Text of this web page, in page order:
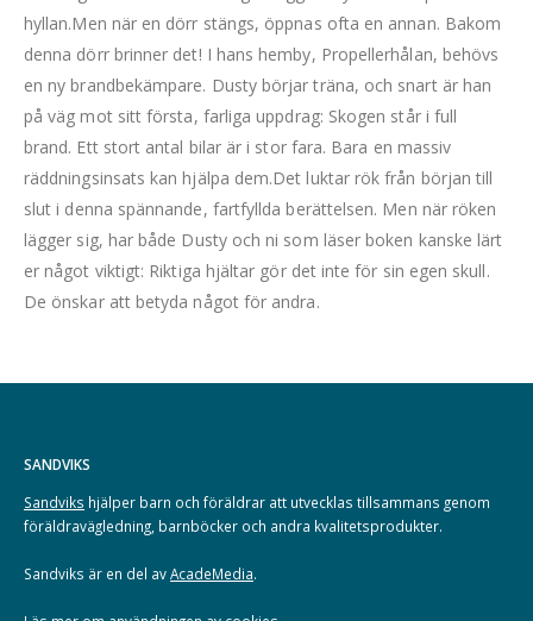
hyllan.Men när en dörr stängs, öppnas ofta en annan. Bakom
denna dörr brinner det! I hans hemby, Propellerhålan, behövs
en ny brandbekämpare. Dusty börjar träna, och snart är han
på väg mot sitt första, farliga uppdrag: Skogen står i full
brand. Ett stort antal bilar är i stor fara. Bara en massiv
räddningsinsats kan hjälpa dem.Det luktar rök från början till
slut i denna spännande, fartfyllda berättelsen. Men när röken
lägger sig, har både Dusty och ni som läser boken kanske lärt
er något viktigt: Riktiga hjältar gör det inte för sin egen skull.
De önskar att betyda något för andra.
SANDVIKS
Sandviks hjälper barn och föräldrar att utvecklas tillsammans genom
föräldravägledning, barnböcker och andra kvalitetsprodukter.
Sandviks är en del avAcadeMedia.